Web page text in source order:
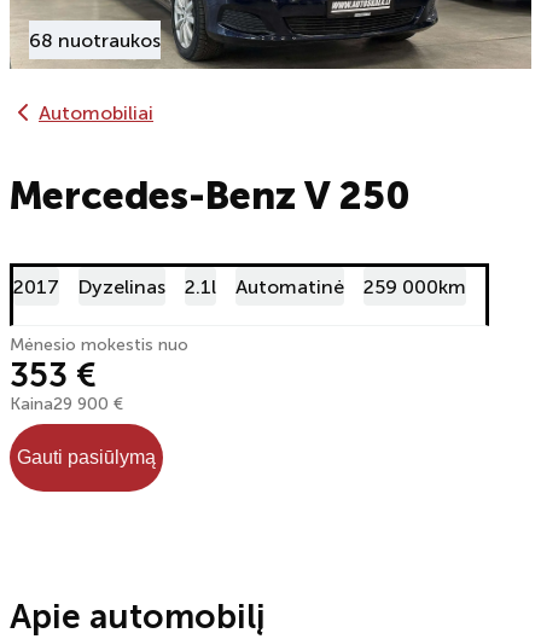
68 nuotraukos
Automobiliai
Mercedes-Benz V 250
2017 Dyzelinas 2.1l Automatinė 259 000km
Mėnesio mokestis nuo
353 €
Kaina29 900 €
Gauti pasiūlymą
Apie automobilį